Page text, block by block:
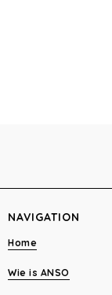
NAVIGATION
Home
Wie is ANSO